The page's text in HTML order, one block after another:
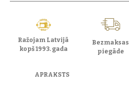
Ražojam Latvijā
kopš 1993. gada
Bezmaksas
piegāde
APRAKSTS